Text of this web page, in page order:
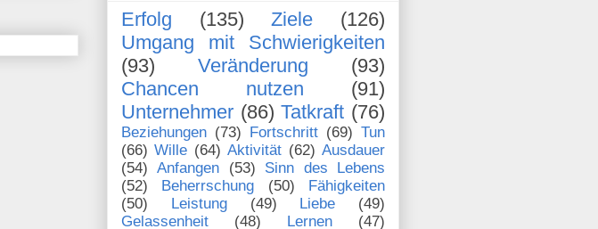
Erfolg (135) Ziele
(126)
Umgang mit Schwierigkeiten
(93)
Veränderung
(93)
Chancen nutzen
(91)
Unternehmer (86) Tatkraft (76)
Beziehungen (73) Fortschritt (69) Tun
(66) Wille (64) Aktivität (62) Ausdauer
(54)
Anfangen (53)
Sinn des Lebens
(52)
Beherrschung (50)
Fähigkeiten
(50)
Leistung (49) Liebe
(49)
Gelassenheit
(48) Lernen
(47)